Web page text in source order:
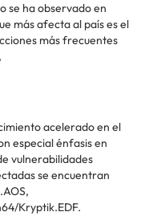
se ha observado en
más afecta al país es el
más frecuentes
acelerado en el
especial énfasis en
vulnerabilidades
se encuentran
Kryptik.EDF.